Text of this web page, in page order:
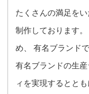
たくさんの満足を
制作しております
め、 有名ブランド
有名ブランドの生
ィを実現するとと